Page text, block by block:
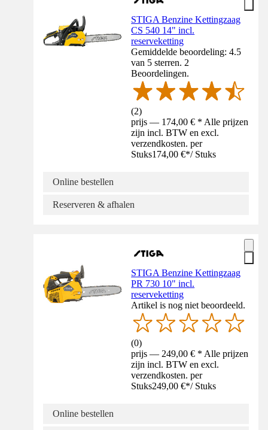
STIGA Benzine Kettingzaag
CS 540 14" incl.
reserveketting
Gemiddelde beoordeling: 4.5
van 5 sterren. 2
Beoordelingen.
(2)
prijs — 174,00 € * Alle prijzen
zijn incl. BTW en excl.
verzendkosten. per
Stuks174,00 €*/ Stuks
Online bestellen
Reserveren & afhalen
STIGA Benzine Kettingzaag
PR 730 10" incl.
reserveketting
Artikel is nog niet beoordeeld.
(0)
prijs — 249,00 € * Alle prijzen
zijn incl. BTW en excl.
verzendkosten. per
Stuks249,00 €*/ Stuks
Online bestellen